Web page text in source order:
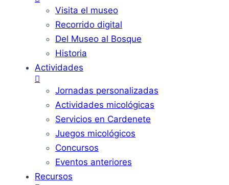
Visita el museo
Recorrido digital
Del Museo al Bosque
Historia
Actividades
Jornadas personalizadas
Actividades micológicas
Servicios en Cardenete
Juegos micológicos
Concursos
Eventos anteriores
Recursos